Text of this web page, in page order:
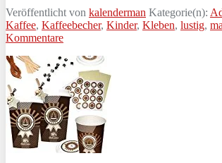
Veröffentlicht von kalenderman Kategorie(n):
Kaffee, Kaffeebecher, Kinder, Kleben, lustig,
Kommentare